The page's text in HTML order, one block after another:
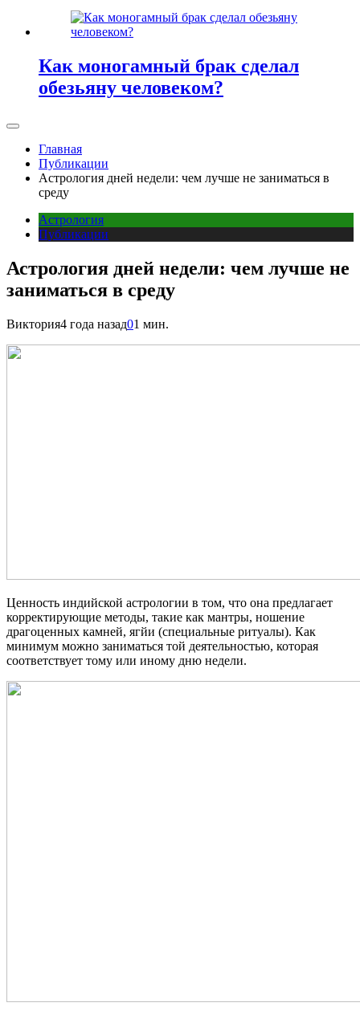
Как моногамный брак сделал
обезьяну человеком?
Главная
Публикации
Астрология дней недели: чем лучше не заниматься в
среду
Астрология
Публикации
Астрология дней недели: чем лучше не
заниматься в среду
Виктория4 года назад01 мин.
Ценность индийской астрологии в том, что она предлагает
корректирующие методы, такие как мантры, ношение
драгоценных камней, ягйи (специальные ритуалы). Как
минимум можно заниматься той деятельностью, которая
соответствует тому или иному дню недели.